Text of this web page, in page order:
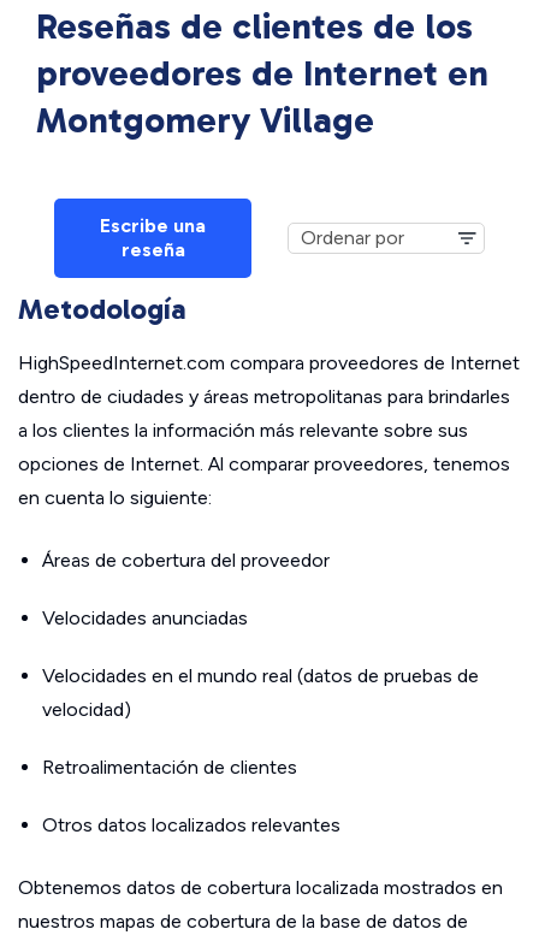
Reseñas de clientes de los
proveedores de Internet en
Montgomery Village
Escribe una
reseña
Metodología
HighSpeedInternet.com compara proveedores de Internet
dentro de ciudades y áreas metropolitanas para brindarles
a los clientes la información más relevante sobre sus
opciones de Internet. Al comparar proveedores, tenemos
en cuenta lo siguiente:
Áreas de cobertura del proveedor
Velocidades anunciadas
Velocidades en el mundo real (datos de pruebas de
velocidad)
Retroalimentación de clientes
Otros datos localizados relevantes
Obtenemos datos de cobertura localizada mostrados en
nuestros mapas de cobertura de la base de datos de